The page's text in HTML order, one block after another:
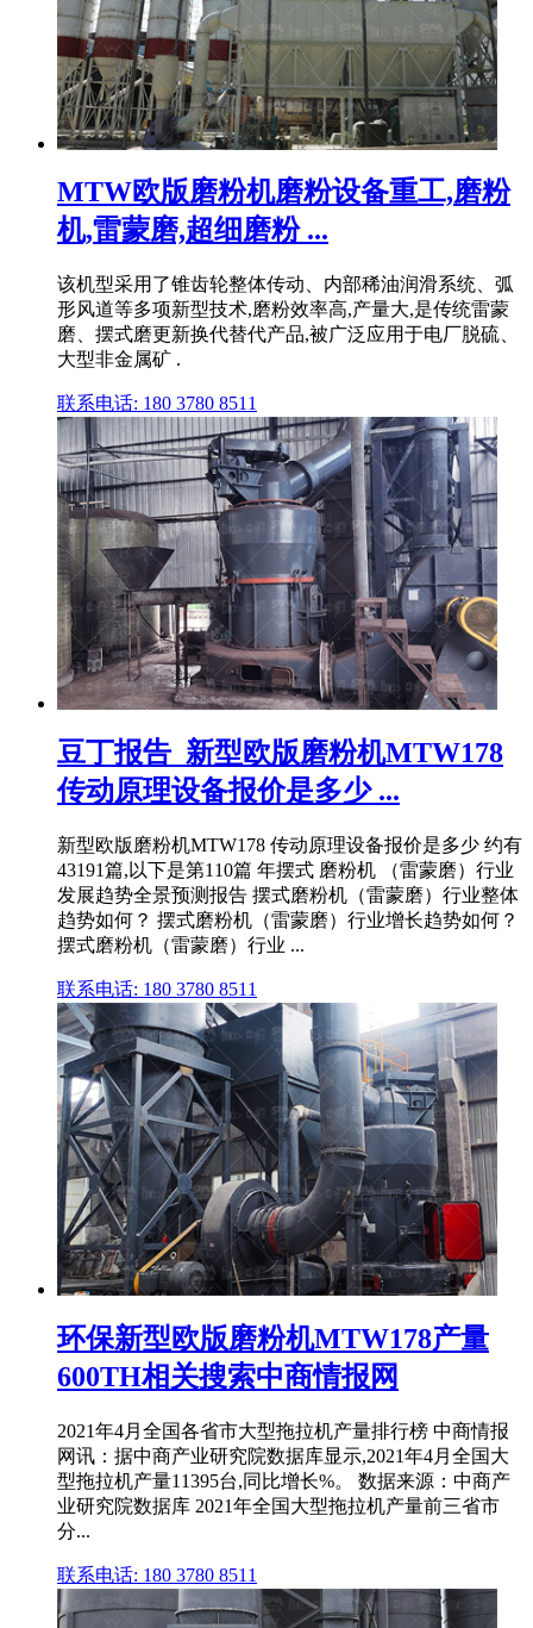
MTW欧版磨粉机磨粉设备重工,磨粉
机,雷蒙磨,超细磨粉 ...
该机型采用了锥齿轮整体传动、内部稀油润滑系统、弧
形风道等多项新型技术,磨粉效率高,产量大,是传统雷蒙
磨、摆式磨更新换代替代产品,被广泛应用于电厂脱硫、
大型非金属矿 .
联系电话: 180 3780 8511
豆丁报告_新型欧版磨粉机MTW178
传动原理设备报价是多少 ...
新型欧版磨粉机MTW178 传动原理设备报价是多少 约有
43191篇,以下是第110篇 年摆式 磨粉机 （雷蒙磨）行业
发展趋势全景预测报告 摆式磨粉机（雷蒙磨）行业整体
趋势如何？ 摆式磨粉机（雷蒙磨）行业增长趋势如何？
摆式磨粉机（雷蒙磨）行业 ...
联系电话: 180 3780 8511
环保新型欧版磨粉机MTW178产量
600TH相关搜索中商情报网
2021年4月全国各省市大型拖拉机产量排行榜 中商情报
网讯：据中商产业研究院数据库显示,2021年4月全国大
型拖拉机产量11395台,同比增长%。 数据来源：中商产
业研究院数据库 2021年全国大型拖拉机产量前三省市
分...
联系电话: 180 3780 8511